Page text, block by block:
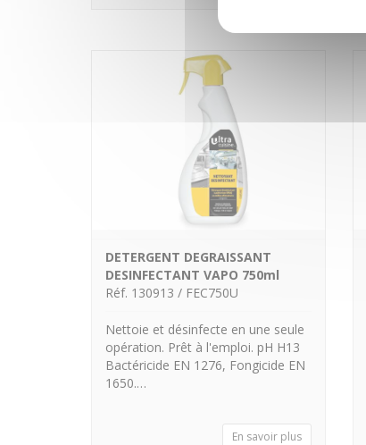
DETERGENT DEGRAISSANT
DESINFECTANT VAPO 750ml
Réf. 130913 / FEC750U
Nettoie et désinfecte en une seule
opération. Prêt à l'emploi. pH H13
Bactéricide EN 1276, Fongicide EN
1650.…
En savoir plus